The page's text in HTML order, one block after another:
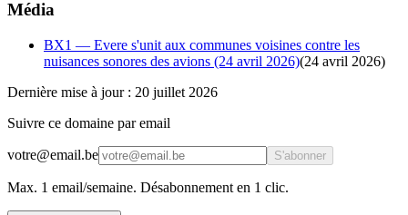
Média
BX1 — Evere s'unit aux communes voisines contre les
nuisances sonores des avions (24 avril 2026)(24 avril 2026)
Dernière mise à jour : 20 juillet 2026
Suivre ce domaine par email
votre@email.be S'abonner
Max. 1 email/semaine. Désabonnement en 1 clic.